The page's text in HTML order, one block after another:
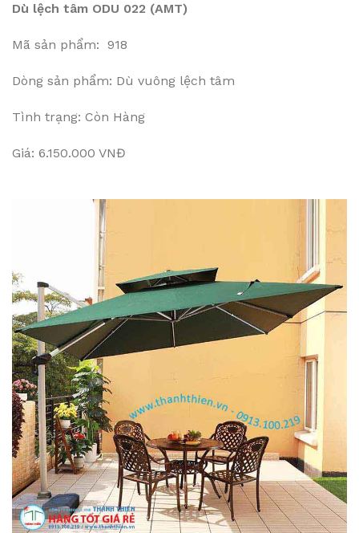
Dù lệch tâm ODU 022 (AMT)
Mã sản phẩm: 918
Dòng sản phẩm: Dù vuông lệch tâm
Tình trạng: Còn Hàng
Giá: 6.150.000 VNĐ